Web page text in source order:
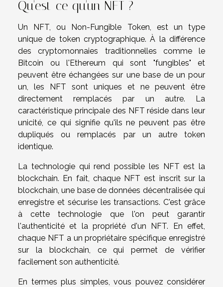
Qu'est-ce qu'un NFT ?
Un NFT, ou Non-Fungible Token, est un type
unique de token cryptographique. À la différence
des cryptomonnaies traditionnelles comme le
Bitcoin ou l'Ethereum qui sont "fungibles" et
peuvent être échangées sur une base de un pour
un, les NFT sont uniques et ne peuvent être
directement remplacés par un autre. La
caractéristique principale des NFT réside dans leur
unicité, ce qui signifie qu'ils ne peuvent pas être
dupliqués ou remplacés par un autre token
identique.
La technologie qui rend possible les NFT est la
blockchain. En fait, chaque NFT est inscrit sur la
blockchain, une base de données décentralisée qui
enregistre et sécurise les transactions. C'est grâce
à cette technologie que l'on peut garantir
l'authenticité et la propriété d'un NFT. En effet,
chaque NFT a un propriétaire spécifique enregistré
sur la blockchain, ce qui permet de vérifier
facilement son authenticité.
En termes plus simples, vous pouvez considérer